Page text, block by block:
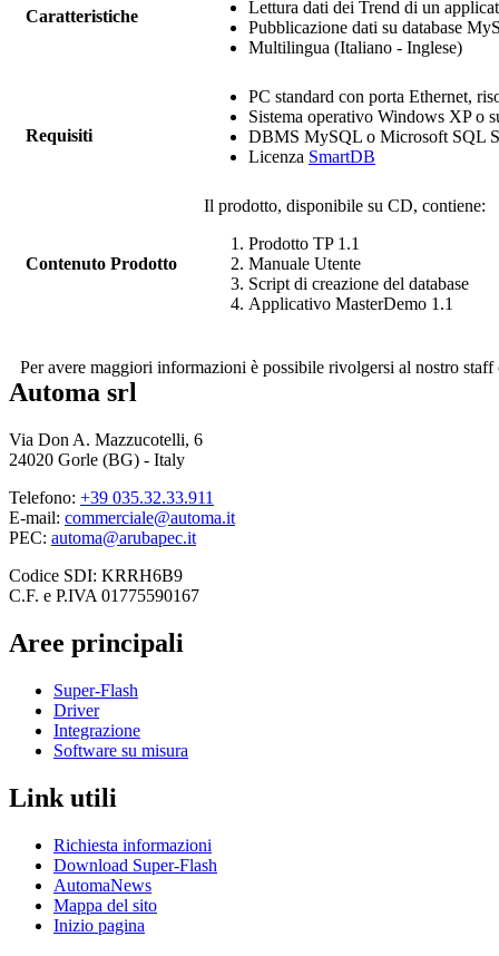
Caratteristiche
Lettura dati dei Trend di un
Pubblicazione dati su database
Multilingua (Italiano - Inglese)
Requisiti
PC standard con porta Ethernet,
Sistema operativo Windows XP o
DBMS MySQL o Microsoft SQL
Licenza SmartDB
Contenuto Prodotto
Il prodotto, disponibile su CD, contiene:
Prodotto TP1.1
Manuale Utente
Script di creazione del database
Applicativo MasterDemo 1.1
Per avere maggiori informazioni è possibile rivolgersi al nostro
Automa srl
Via Don A. Mazzucotelli, 6
24020 Gorle (BG) - Italy
Telefono: +39 035.32.33.911
E-mail: commerciale@automa.it
PEC: automa@arubapec.it
Codice SDI: KRRH6B9
C.F. e P.IVA 01775590167
Aree principali
Super-Flash
Driver
Integrazione
Software su misura
Link utili
Richiesta informazioni
Download Super-Flash
AutomaNews
Mappa del sito
Inizio pagina